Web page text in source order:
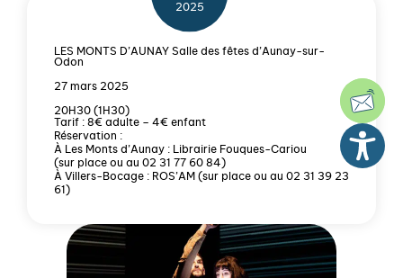
2025
LES MONTS D’AUNAY Salle des fêtes d’Aunay-sur-
Odon
27 mars 2025
20H30 (1H30)
Tarif : 8€ adulte – 4€ enfant
Réservation :
À Les Monts d’Aunay : Librairie Fouques-Cariou
(sur place ou au 02 31 77 60 84)
À Villers-Bocage : ROS’AM (sur place ou au 02 31 39 23
61)